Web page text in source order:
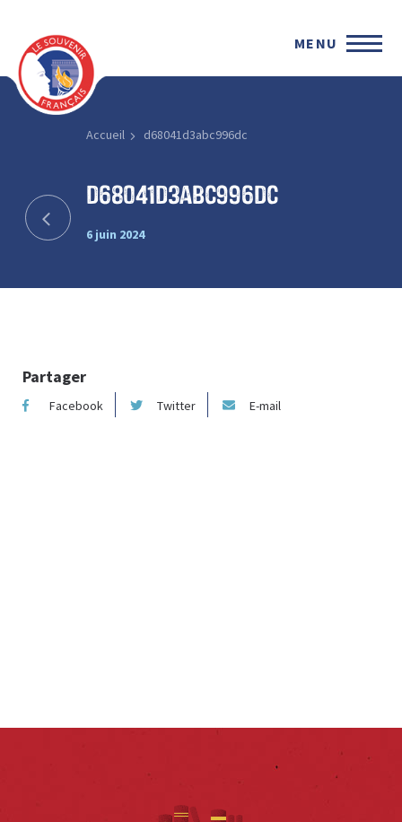
MENU
Accueil d68041d3abc996dc
d68041d3abc996dc
6 juin 2024
Partager
Facebook Twitter E-mail